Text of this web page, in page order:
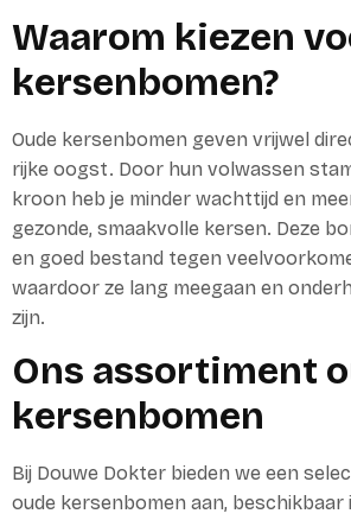
Waarom kiezen
kersenbomen?
Oude kersenbomen geven vrijwel
rijke oogst. Door hun volwassen
kroon heb je minder wachttijd en
gezonde, smaakvolle kersen. Deze
en goed bestand tegen
waardoor ze lang meegaan en
zijn.
Ons assortiment
kersenbomen
Bij Douwe Dokter bieden we een
oude kersenbomen aan, beschikbaar